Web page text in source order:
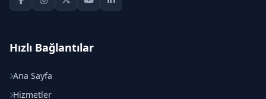
Hızlı Bağlantılar
Ana Sayfa
Hizmetler